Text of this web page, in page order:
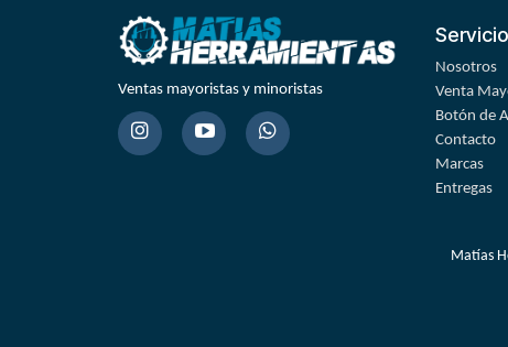
Ventas mayoristas y minoristas
Nosotros
Venta
Botón de
Contacto
Marcas
Entregas
Matías